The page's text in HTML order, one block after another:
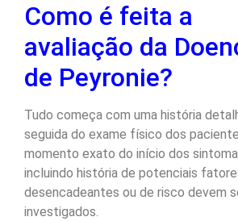
Como é feita a
avaliação da
de Peyronie?
Tudo começa com uma história
seguida do exame físico dos
momento exato do início dos
incluindo história de potenciais
desencadeantes ou de risco devem
investigados.